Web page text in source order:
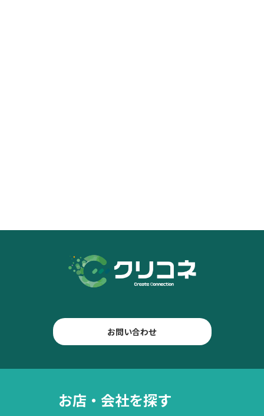
お問い合わせ
お店・会社を探す